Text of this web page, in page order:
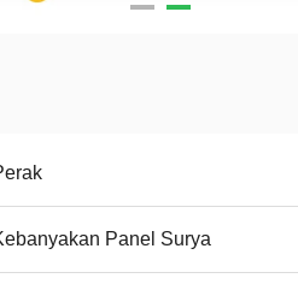
Panel Surya